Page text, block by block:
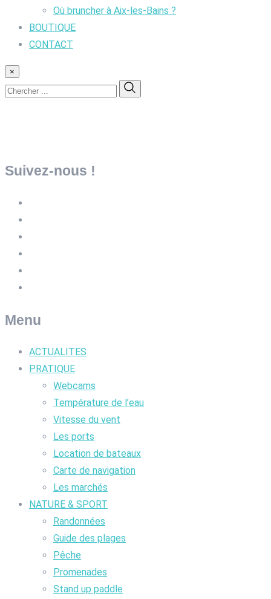
Où bruncher à Aix-les-Bains ?
BOUTIQUE
CONTACT
×
Suivez-nous !
Menu
ACTUALITES
PRATIQUE
Webcams
Température de l’eau
Vitesse du vent
Les ports
Location de bateaux
Carte de navigation
Les marchés
NATURE & SPORT
Randonnées
Guide des plages
Pêche
Promenades
Stand up paddle